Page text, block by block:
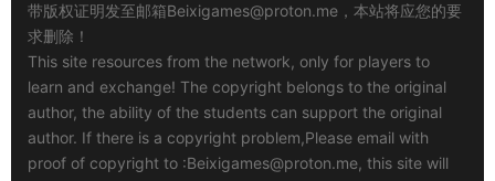
带版权证明发至邮箱Beixigames@proton.me ，本站将应您的要
求删除！
This site resources from the network, only for players to
learn and exchange! The copyright belongs to the original
author, the ability of the students can support the original
author. If there is a copyright problem,Please email with
proof of copyright to :Beixigames@proton.me, this site will